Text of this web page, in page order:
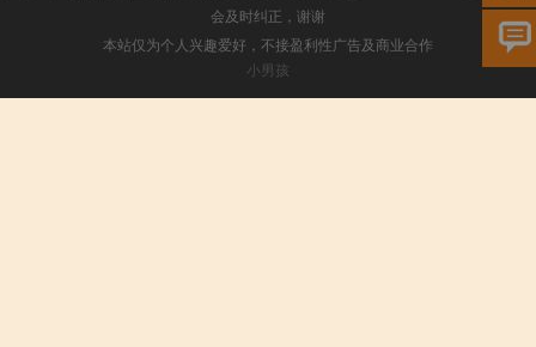
会及时纠正，谢谢
本站仅为个人兴趣爱好，不接盈利性广告及商业合作
小男孩